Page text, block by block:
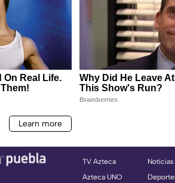
TV Azteca
Azteca UNO
Noticias